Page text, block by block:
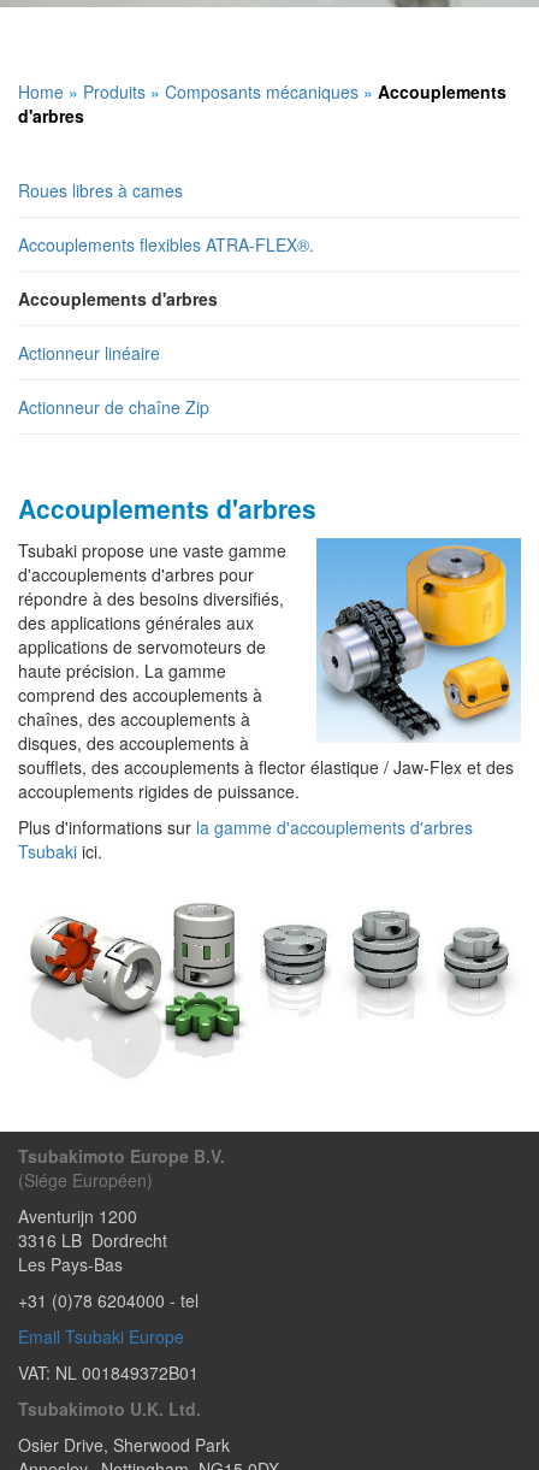
Home » Produits » Composants mécaniques » Accouplements
d'arbres
Roues libres à cames
Accouplements flexibles ATRA-FLEX®.
Accouplements d'arbres
Actionneur linéaire
Actionneur de chaîne Zip
Accouplements d'arbres
Tsubaki propose une vaste gamme
d'accouplements d'arbres pour
répondre à des besoins diversifiés,
des applications générales aux
applications de servomoteurs de
haute précision. La gamme
comprend des accouplements à
chaînes, des accouplements à
disques, des accouplements à
soufflets, des accouplements à flector élastique / Jaw-Flex et des
accouplements rigides de puissance.
Plus d'informations sur la gamme d'accouplements d'arbres
Tsubaki ici.
Tsubakimoto Europe B.V.
(Siége Européen)
Aventurijn 1200
3316 LB Dordrecht
Les Pays-Bas
+31 (0)78 6204000 - tel
Email Tsubaki Europe
VAT: NL 001849372B01
Tsubakimoto U.K. Ltd.
Osier Drive, Sherwood Park